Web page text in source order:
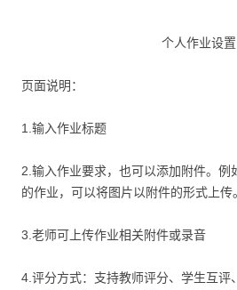
个人作业设置
页面说明：
1.输入作业标题
2.输入作业要求，也可以添加附件。例
的作业，可以将图片以附件的形式上传。
3.老师可上传作业相关附件或录音
4.评分方式：支持教师评分、学生互评